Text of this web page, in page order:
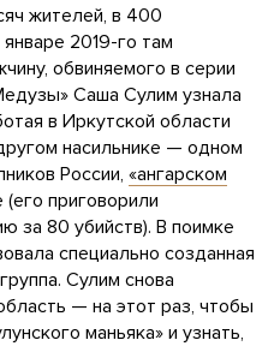
жителей, в 400
2019-го там
обвиняемого в серии
Саша Сулим узнала
в Иркутской области
насильнике — одном
России, «ангарском
приговорили
за 80 убийств). В поимке
специально созданная
Сулим снова
— на этот раз, чтобы
маньяка» и узнать,